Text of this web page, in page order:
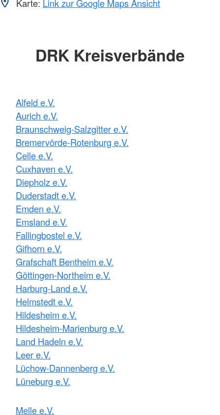
Karte: Link zur Google Maps Ansicht
DRK Kreisverbände
Alfeld e.V.
Aurich e.V.
Braunschweig-Salzgitter e.V.
Bremervörde-Rotenburg e.V.
Celle e.V.
Cuxhaven e.V.
Diepholz e.V.
Duderstadt e.V.
Emden e.V.
Emsland e.V.
Fallingbostel e.V.
Gifhorn e.V.
Grafschaft Bentheim e.V.
Göttingen-Northeim e.V.
Harburg-Land e.V.
Helmstedt e.V.
Hildesheim e.V.
Hildesheim-Marienburg e.V.
Land Hadeln e.V.
Leer e.V.
Lüchow-Dannenberg e.V.
Lüneburg e.V.
Melle e.V.